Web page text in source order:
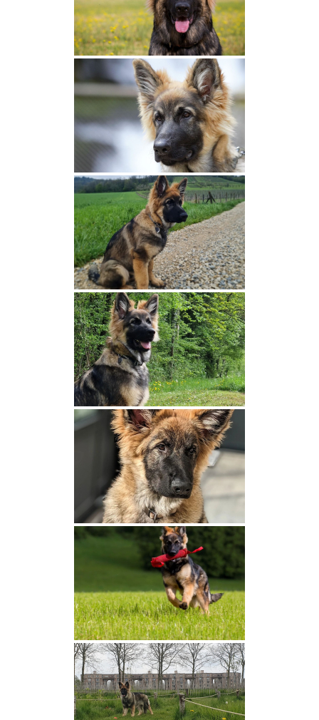
Catan et Sloky
2025
Texas et Buck
Catan et Xarre
Summer et Buck
Fox et Thiago
Olga et Oswald
Tarook et Eat
Shelby et Magni
2024
Summer et Togo
Olga et Naïko
Shaée et Ubaye
Légende et Magni
Shelby et Xarre
Olga et Shadow
Shelby et Thiago
Shaée et Darwin
2022
Nikki et Axel